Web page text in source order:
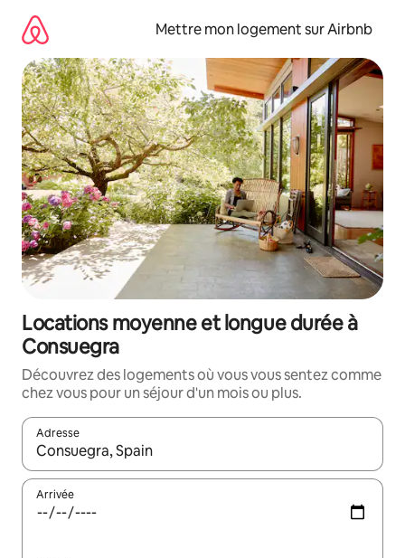
directement
contenu
Mettre mon logement sur Airbnb
Locations moyenne et longue durée à
Consuegra
Découvrez des logements où vous vous sentez comme
chez vous pour un séjour d'un mois ou plus.
Adresse
Lorsque les résultats s'affichent, utilisez les flèches vers le
Arrivée